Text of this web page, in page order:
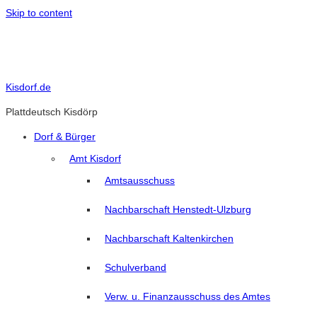
Skip to content
Kisdorf.de
Plattdeutsch Kisdörp
Dorf & Bürger
Amt Kisdorf
Amtsausschuss
Nachbarschaft Henstedt-Ulzburg
Nachbarschaft Kaltenkirchen
Schulverband
Verw. u. Finanzausschuss des Amtes